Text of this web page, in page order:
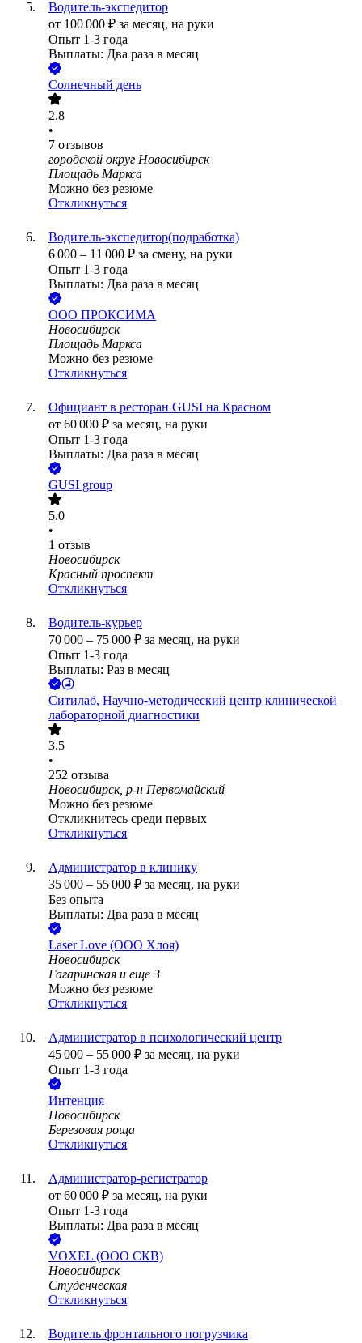
Водитель-экспедитор
от 100 000 ₽ за месяц, на руки
Опыт 1-3 года
Выплаты: Два раза в месяц
Солнечный день
2.8
•
7 отзывов
городской округ Новосибирск
Площадь Маркса
Можно без резюме
Откликнуться
Водитель-экспедитор(подработка)
6 000 – 11 000 ₽ за смену, на руки
Опыт 1-3 года
Выплаты: Два раза в месяц
ООО ПРОКСИМА
Новосибирск
Площадь Маркса
Можно без резюме
Откликнуться
Официант в ресторан GUSI на Красном
от 60 000 ₽ за месяц, на руки
Опыт 1-3 года
Выплаты: Два раза в месяц
GUSI group
5.0
•
1 отзыв
Новосибирск
Красный проспект
Откликнуться
Водитель-курьер
70 000 – 75 000 ₽ за месяц, на руки
Опыт 1-3 года
Выплаты: Раз в месяц
Ситилаб, Научно-методический центр клинической
лабораторной диагностики
3.5
•
252 отзыва
Новосибирск, р-н Первомайский
Можно без резюме
Откликнитесь среди первых
Откликнуться
Администратор в клинику
35 000 – 55 000 ₽ за месяц, на руки
Без опыта
Выплаты: Два раза в месяц
Laser Love (ООО Хлоя)
Новосибирск
Гагаринская и еще 3
Можно без резюме
Откликнуться
Администратор в психологический центр
45 000 – 55 000 ₽ за месяц, на руки
Опыт 1-3 года
Интенция
Новосибирск
Березовая роща
Откликнуться
Администратор-регистратор
от 60 000 ₽ за месяц, на руки
Опыт 1-3 года
Выплаты: Два раза в месяц
VOXEL (ООО СКВ)
Новосибирск
Студенческая
Откликнуться
Водитель фронтального погрузчика